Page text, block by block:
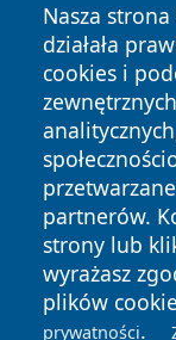
Nasza
działała
cookies i
partnerów.
strony lub
wyrażasz
plików
prywatności.
Copyright © 2026
News Autorzy